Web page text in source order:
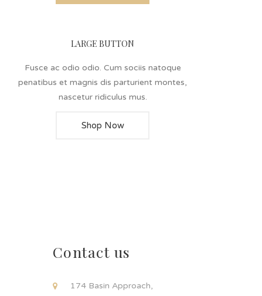
LARGE BUTTON
Fusce ac odio odio. Cum sociis natoque
penatibus et magnis dis parturient montes,
nascetur ridiculus mus.
Shop Now
Contact us
174 Basin Approach,